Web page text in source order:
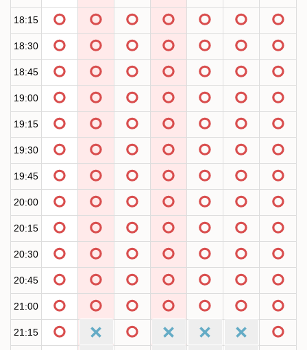
18:15
18:30
18:45
19:00
19:15
19:30
19:45
20:00
20:15
20:30
20:45
21:00
21:15